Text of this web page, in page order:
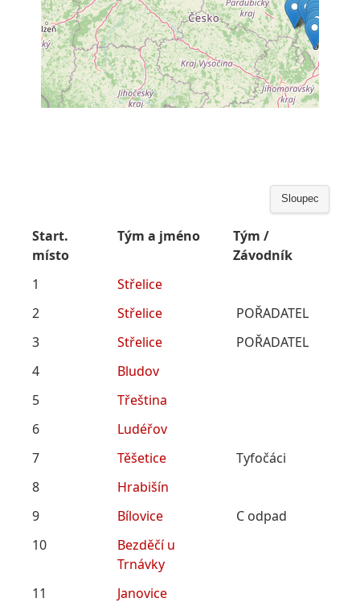
Sloupec
Start.
místo
Tým a jméno
Tým /
Závodník
1
Střelice
2
Střelice
POŘADATEL
3
Střelice
POŘADATEL
4
Bludov
5
Třeština
6
Ludéřov
7
Těšetice
Tyfočáci
8
Hrabišín
9
Bílovice
C odpad
10
Bezděčí u
Trnávky
11
Janovice